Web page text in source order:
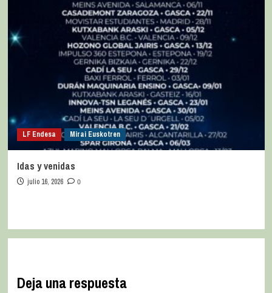
LF Endesa Mirai Euskotren
Idas y venidas
julio 16, 2026 0
Deja una respuesta